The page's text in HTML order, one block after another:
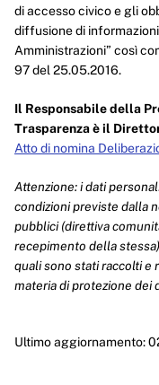
Enti controllati
Attività e
Provvedimenti
Controlli sulle
Bandi di gara e
Sovvenzioni,
Beni immobili e
di accesso civico e gli
diffusione di
Amministrazioni” così
97 del 25.05.2016.
Il Responsabile della
Trasparenza è il
Atto di nomina
Attenzione: i dati
condizioni previste dalla
pubblici (direttiva
recepimento della
quali sono stati raccolti e
materia di protezione dei
Ultimo aggiornamento: